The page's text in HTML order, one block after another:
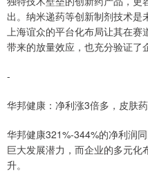
出。纳米递药等创新制剂技术是
上海谊众的平台化布局让其在赛
带来的放量效应，也充分验证了
-
华邦健康：净利涨3倍多，皮肤
华邦健康321%-344%的净利润
巨大发展潜力，而企业的多元化
升。